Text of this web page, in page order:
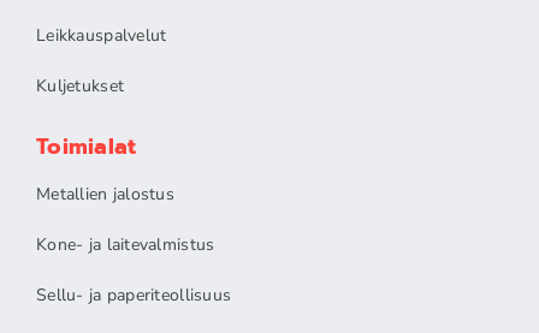
Leikkauspalvelut
Kuljetukset
Toimialat
Metallien jalostus
Kone- ja laitevalmistus
Sellu- ja paperiteollisuus